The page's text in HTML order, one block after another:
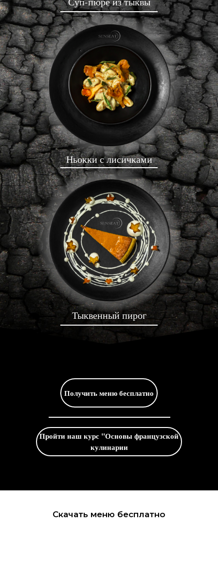
Ньокки с лисичками
Тыквенный пирог
Получить меню бесплатно
Пройти наш курс "Основы французской
кулинарии
Скачать меню бесплатно